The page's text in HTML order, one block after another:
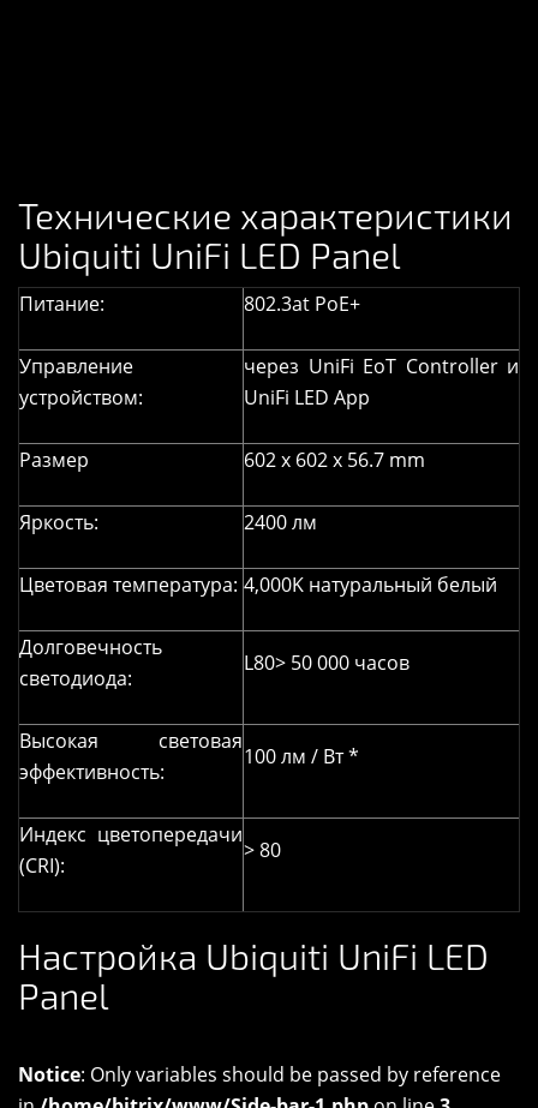
Технические характеристики
Ubiquiti UniFi LED Panel
Питание: 802.3at PoE+
Управление
устройством:
через UniFi EoT Controller и
UniFi LED App
Размер 602 x 602 x 56.7 mm
Яркость: 2400 лм
Цветовая температура: 4,000K натуральный белый
Долговечность
светодиода:
L80> 50 000 часов
Высокая световая
эффективность:
100 лм / Вт *
Индекс цветопередачи
(CRI):
> 80
Настройка Ubiquiti UniFi LED
Panel
Notice: Only variables should be passed by reference